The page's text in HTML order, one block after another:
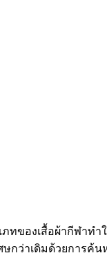
ทของเสื้อผ้ากีฬาท
กว่าเดิมด้วยการค้